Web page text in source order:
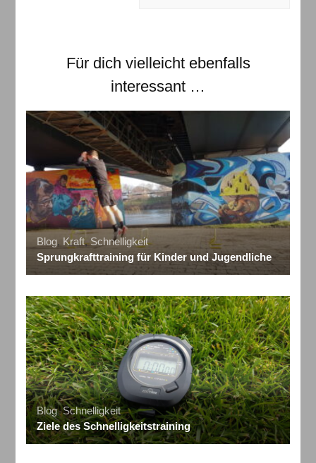
Für dich vielleicht ebenfalls
interessant …
Blog, Kraft,Schnelligkeit
Sprungkrafttraining für Kinder und Jugendliche
Blog,Schnelligkeit
Ziele des Schnelligkeitstraining